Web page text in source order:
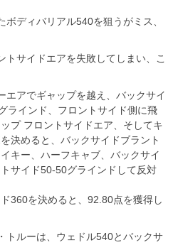
ディバリアル540を狙うがミス、
サイドエアを失敗してしまい、こ
エアでギャップを越え、バックサイ
ラインド、フロントサイド側に飛
プ フロントサイドエア、そしてキ
決めると、バックサイドブラント
キー、ハーフキャブ、バックサイ
サイド50-50グラインドして反対
360を決めると、92.80点を獲得し
トルーは、ウェドル540とバックサ